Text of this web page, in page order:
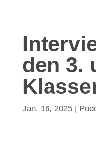
den 3.
Jan. 16, 2025|